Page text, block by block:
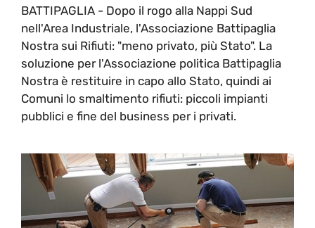
BATTIPAGLIA - Dopo il rogo alla Nappi Sud
nell'Area Industriale, l'Associazione Battipaglia
Nostra sui Rifiuti: "meno privato, più Stato". La
soluzione per l'Associazione politica Battipaglia
Nostra è restituire in capo allo Stato, quindi ai
Comuni lo smaltimento rifiuti: piccoli impianti
pubblici e fine del business per i privati.